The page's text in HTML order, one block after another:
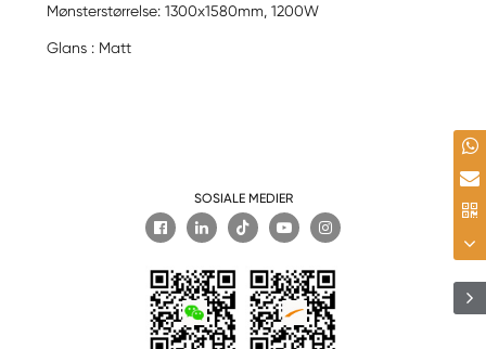
Mønsterstørrelse: 1300x1580mm, 1200W
Glans : Matt
SOSIALE MEDIER
